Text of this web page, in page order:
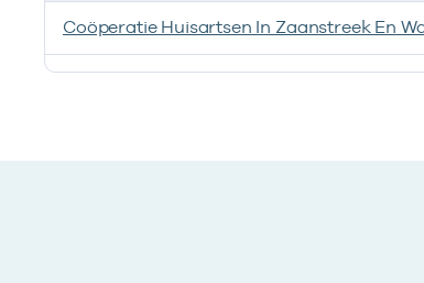
Deze onderneming heeft een relatie met de
Coöperatie Huisartsen In Zaanstreek En